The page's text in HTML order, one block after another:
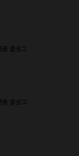
폼 클로그
폼 클로그